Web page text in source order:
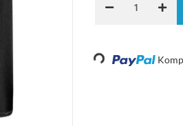
Loading...